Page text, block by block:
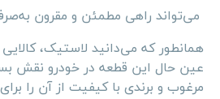
می‌تواند راهی مطمئن و مقرون
همانطور که می‌دانید لاستیک،
عین حال این قطعه در خودرو نقش
مرغوب و برندی با کیفیت از آن را